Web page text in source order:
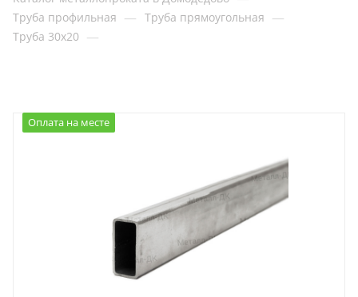
Труба профильная — Труба прямоугольная —
Труба 30x20 —
Оплата на месте